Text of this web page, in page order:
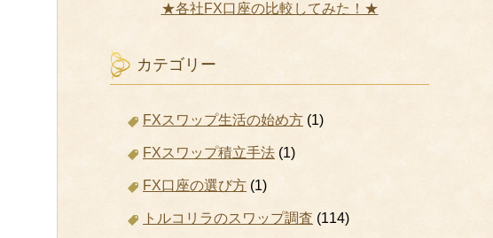
★各社FX口座の比較してみた！★
カテゴリー
FXスワップ生活の始め方 (1)
FXスワップ積立手法 (1)
FX口座の選び方 (1)
トルコリラのスワップ調査 (114)